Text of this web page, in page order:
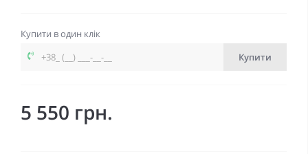
Купити в один клік
Купити
5 550 грн.